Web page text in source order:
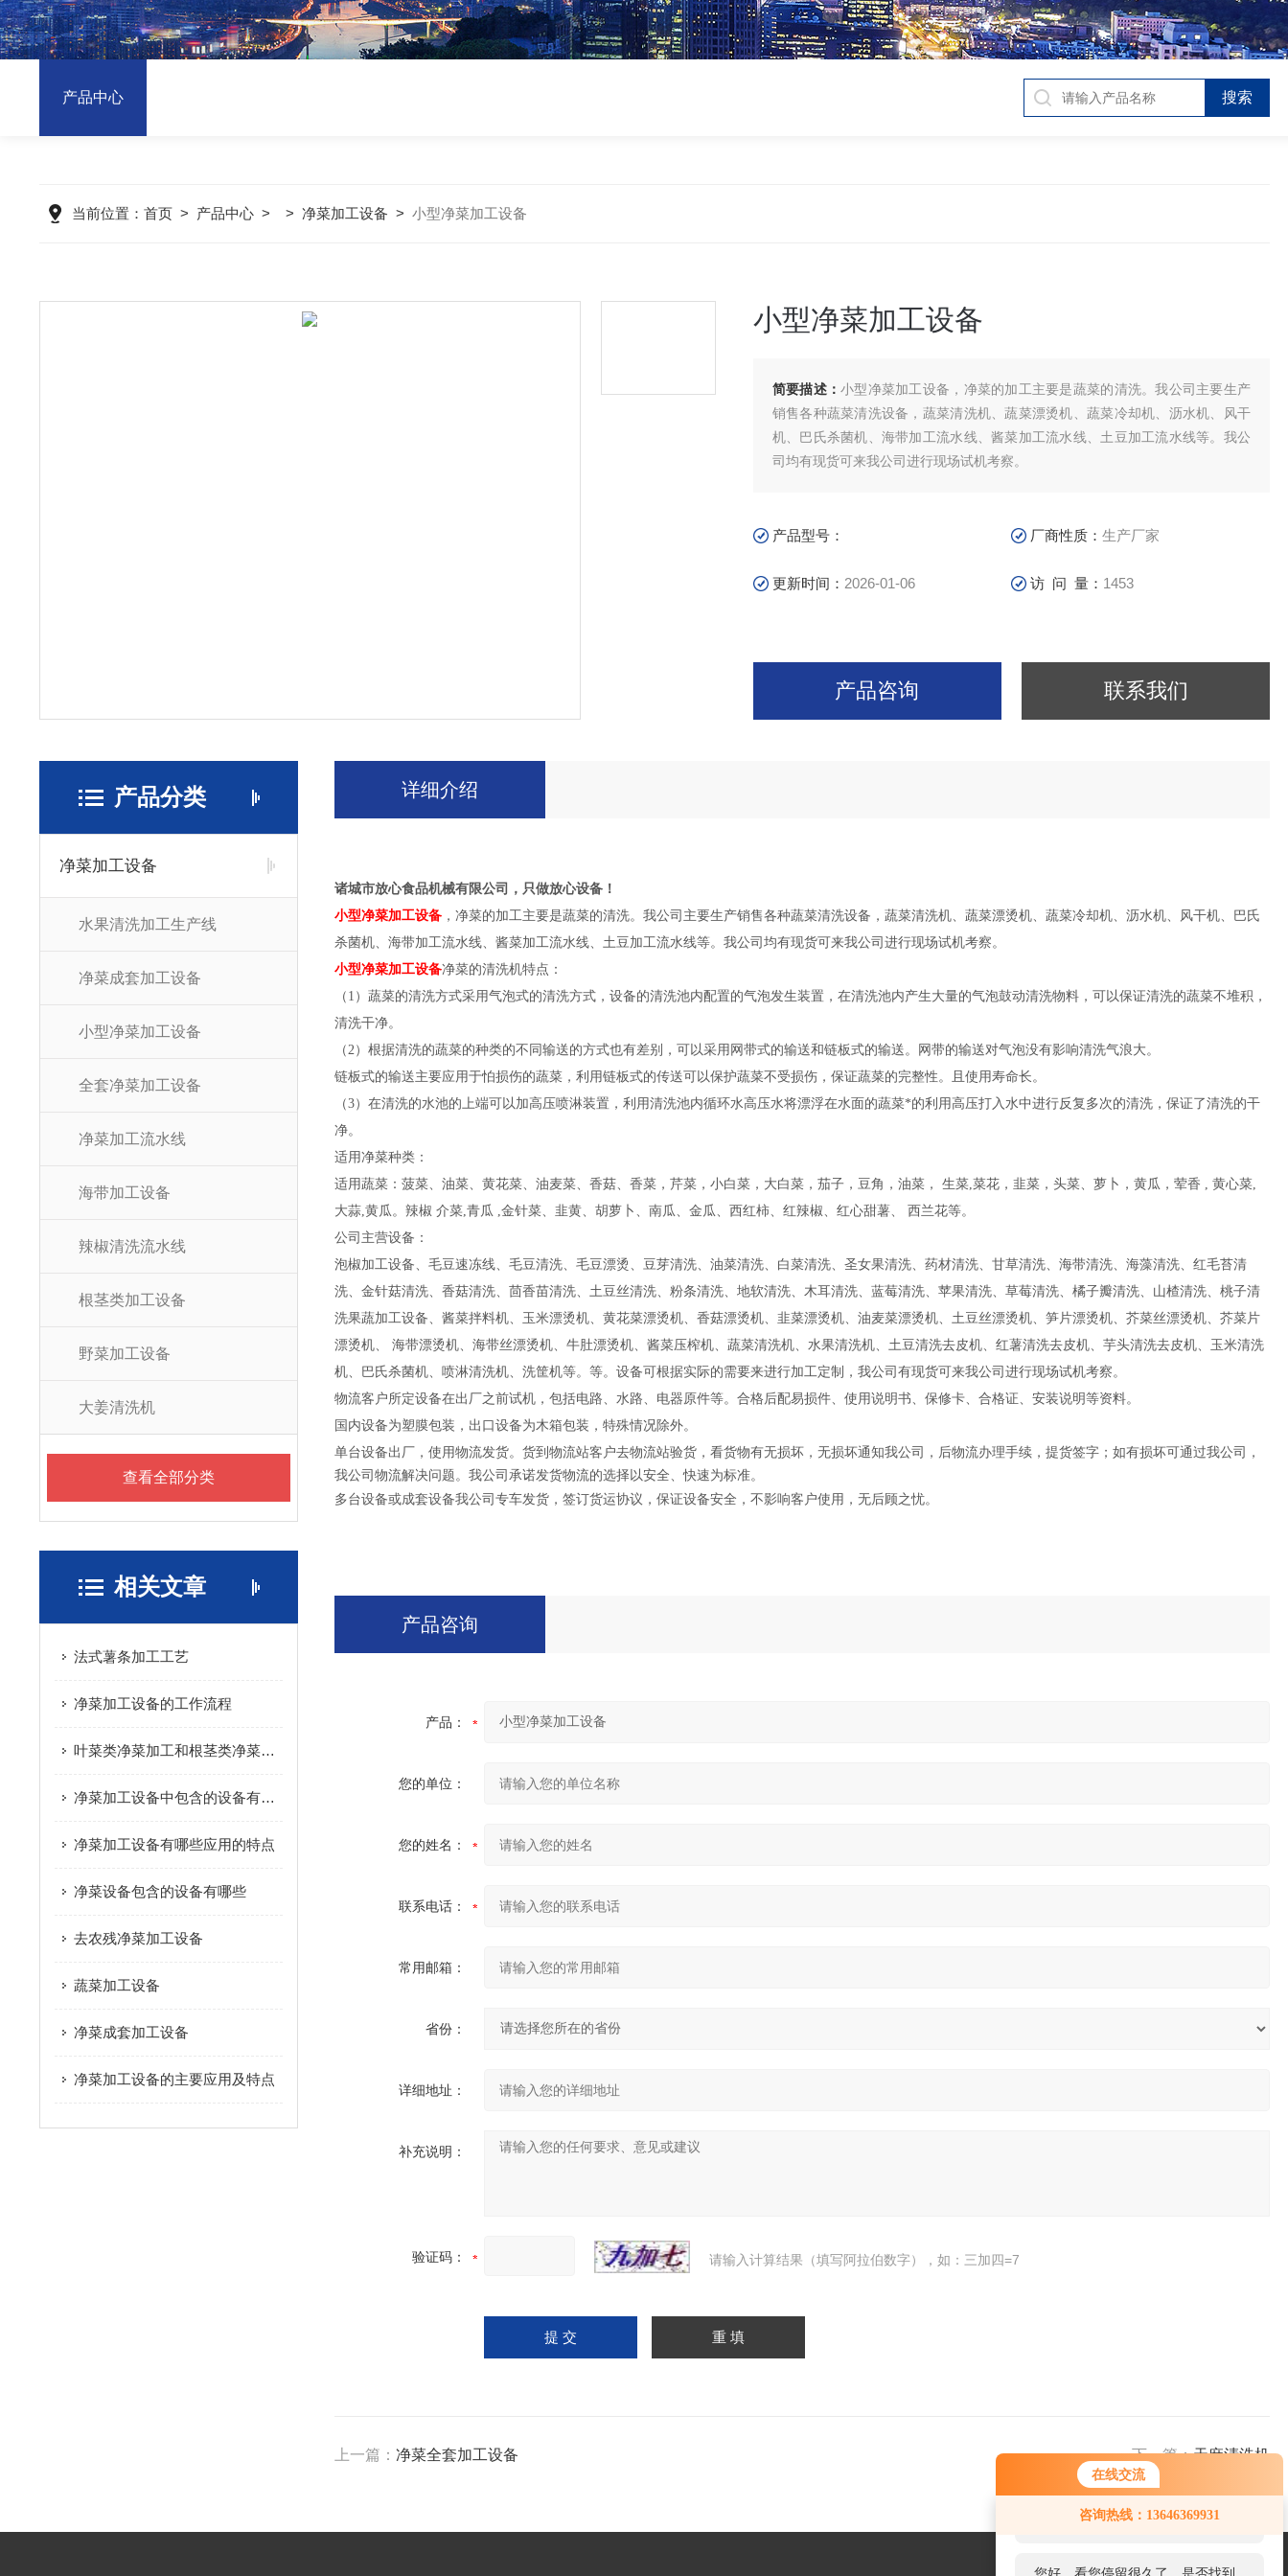
在线交流
咨询热线：13646369931
服务，请问您要咨询什么问题呢？
产品中心
当前位置： 首页> 产品中心> > 净菜加工设备 > 小型净菜加工设备
小型净菜加工设备
简要描述：小型净菜加工设备，净菜的加工主要是蔬菜的清洗。我公司主要生产
销售各种蔬菜清洗设备，蔬菜清洗机、蔬菜漂烫机、蔬菜冷却机、沥水机、风干
机、巴氏杀菌机、海带加工流水线、酱菜加工流水线、土豆加工流水线等。我公
司均有现货可来我公司进行现场试机考察。
产品型号： 厂商性质：生产厂家
更新时间： 2026-01-06 访 问 量： 1453
产品咨询 联系我们
产品分类
净菜加工设备
水果清洗加工生产线
净菜成套加工设备
小型净菜加工设备
全套净菜加工设备
净菜加工流水线
海带加工设备
辣椒清洗流水线
根茎类加工设备
野菜加工设备
大姜清洗机
查看全部分类
相关文章
法式薯条加工工艺
净菜加工设备的工作流程
叶菜类净菜加工和根茎类净菜加工这个两种模式的区别是什么？
净菜加工设备中包含的设备有哪些
净菜加工设备有哪些应用的特点
净菜设备包含的设备有哪些
去农残净菜加工设备
蔬菜加工设备
净菜成套加工设备
净菜加工设备的主要应用及特点
详细介绍
诸城市放心食品机械有限公司，只做放心设备！
小型净菜加工设备 ，净菜的加工主要是蔬菜的清洗。我公司主要生产销售各种蔬菜清洗设备，蔬菜清洗机、蔬菜漂烫机、蔬菜冷却机、沥水机、风干机、巴氏
杀菌机、海带加工流水线、酱菜加工流水线、土豆加工流水线等。我公司均有现货可来我公司进行现场试机考察。
小型净菜加工设备净菜的清洗机特点：
（1）蔬菜的清洗方式采用气泡式的清洗方式，设备的清洗池内配置的气泡发生装置，在清洗池内产生大量的气泡鼓动清洗物料，可以保证清洗的蔬菜不堆积，
清洗干净。
（2）根据清洗的蔬菜的种类的不同输送的方式也有差别，可以采用网带式的输送和链板式的输送。网带的输送对气泡没有影响清洗气浪大。
链板式的输送主要应用于怕损伤的蔬菜，利用链板式的传送可以保护蔬菜不受损伤，保证蔬菜的完整性。且使用寿命长。
（3）在清洗的水池的上端可以加高压喷淋装置，利用清洗池内循环水高压水将漂浮在水面的蔬菜*的利用高压打入水中进行反复多次的清洗，保证了清洗的干
净。
适用净菜种类：
适用蔬菜：菠菜、油菜、黄花菜、油麦菜、香菇、香菜，芹菜，小白菜，大白菜，茄子，豆角，油菜， 生菜,菜花，韭菜，头菜、萝卜，黄瓜，荤香 , 黄心菜,
大蒜,黄瓜。辣椒 介菜,青瓜 ,金针菜、韭黄、胡萝卜、南瓜、金瓜、西红柿、红辣椒、红心甜薯、 西兰花等。
公司主营设备：
泡椒加工设备、毛豆速冻线、毛豆清洗、毛豆漂烫、豆芽清洗、油菜清洗、白菜清洗、圣女果清洗、药材清洗、甘草清洗、海带清洗、海藻清洗、红毛苔清
洗、金针菇清洗、香菇清洗、茴香苗清洗、土豆丝清洗、粉条清洗、地软清洗、木耳清洗、蓝莓清洗、苹果清洗、草莓清洗、橘子瓣清洗、山楂清洗、桃子清
洗果蔬加工设备、酱菜拌料机、玉米漂烫机、黄花菜漂烫机、香菇漂烫机、韭菜漂烫机、油麦菜漂烫机、土豆丝漂烫机、笋片漂烫机、芥菜丝漂烫机、芥菜片
漂烫机、 海带漂烫机、海带丝漂烫机、牛肚漂烫机、酱菜压榨机、蔬菜清洗机、水果清洗机、土豆清洗去皮机、红薯清洗去皮机、芋头清洗去皮机、玉米清洗
机、巴氏杀菌机、喷淋清洗机、洗筐机等。等。设备可根据实际的需要来进行加工定制，我公司有现货可来我公司进行现场试机考察。
物流客户所定设备在出厂之前试机，包括电路、水路、电器原件等。合格后配易损件、使用说明书、保修卡、合格证、安装说明等资料。
国内设备为塑膜包装，出口设备为木箱包装，特殊情况除外。
单台设备出厂，使用物流发货。货到物流站客户去物流站验货，看货物有无损坏，无损坏通知我公司，后物流办理手续，提货签字；如有损坏可通过我公司，
我公司物流解决问题。我公司承诺发货物流的选择以安全、快速为标准。
多台设备或成套设备我公司专车发货，签订货运协议，保证设备安全，不影响客户使用，无后顾之忧。
产品咨询
产品：
您的单位：
您的姓名：
联系电话：
常用邮箱：
省份：
详细地址：
补充说明：
验证码： 请输入计算结果（填写阿拉伯数字），如：三加四=7
上一篇：净菜全套加工设备 下一篇：天麻清洗机